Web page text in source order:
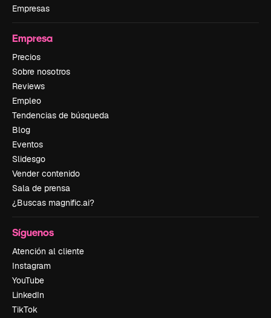
Empresas
Empresa
Precios
Sobre nosotros
Reviews
Empleo
Tendencias de búsqueda
Blog
Eventos
Slidesgo
Vender contenido
Sala de prensa
¿Buscas magnific.ai?
Síguenos
Atención al cliente
Instagram
YouTube
LinkedIn
TikTok